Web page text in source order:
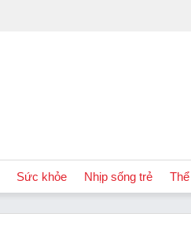
Sức khỏe Nhịp sống trẻ